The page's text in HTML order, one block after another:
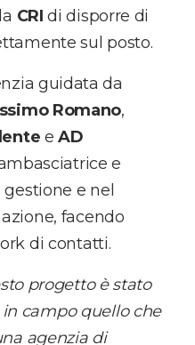
CRI di disporre di
sul posto.
guidata da
Romano,
eAD
e
e nel
facendo
di contatti.
progetto è stato
campo quello che
agenzia di